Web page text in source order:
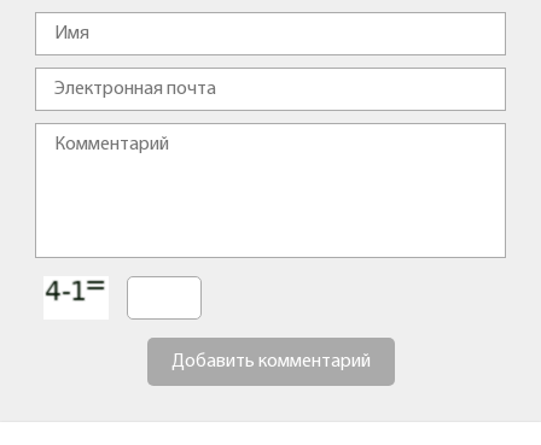
Добавить комментарий